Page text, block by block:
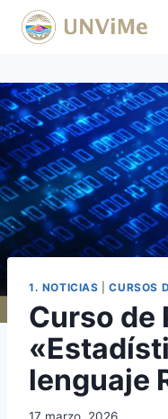
Saltar
1. NOTICIAS |CURSOS
Curso de
lenguaje